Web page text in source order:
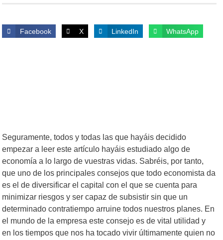
Facebook X LinkedIn WhatsApp
Seguramente, todos y todas las que hayáis decidido
empezar a leer este artículo hayáis estudiado algo de
economía a lo largo de vuestras vidas. Sabréis, por tanto,
que uno de los principales consejos que todo economista da
es el de diversificar el capital con el que se cuenta para
minimizar riesgos y ser capaz de subsistir sin que un
determinado contratiempo arruine todos nuestros planes. En
el mundo de la empresa este consejo es de vital utilidad y
en los tiempos que nos ha tocado vivir últimamente quien no